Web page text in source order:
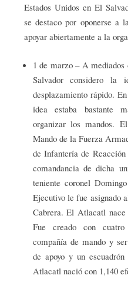
Estados Unidos en El
se destaco por oponerse a
apoyar abiertamente a la
1 de marzo – A
Salvador considero la
desplazamiento rápido.
idea estaba bastante
organizar los mandos.
Mando de la Fuerza
de Infantería de
comandancia de dicha
teniente coronel
Ejecutivo le fue asignado
Cabrera. El Atlacatl
Fue creado con
compañía de mando y
de apoyo y un
Atlacatl nació con 1,140